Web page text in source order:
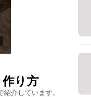
り方
介しています。